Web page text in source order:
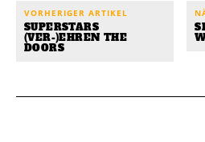
VORHERIGER ARTIKEL
SUPERSTARS
(VER-)EHREN THE
DOORS